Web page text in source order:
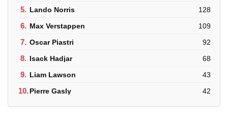
5. Lando Norris 128
6. Max Verstappen 109
7. Oscar Piastri 92
8. Isack Hadjar 68
9. Liam Lawson 43
10.Pierre Gasly 42